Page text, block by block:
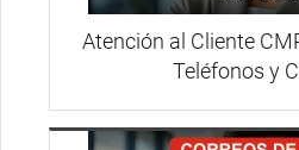
Atención al Cliente
Teléfonos y